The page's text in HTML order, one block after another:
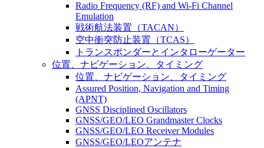
Radio Frequency (RF) and Wi-Fi Channel
Emulation
戦術航法装置（TACAN）
空中衝突防止装置（TCAS）
トランスポンダーとインタローゲーター
位置、ナビゲーション、タイミング
位置、ナビゲーション、タイミング
Assured Position, Navigation and Timing
(APNT)
GNSS Disciplined Oscillators
GNSS/GEO/LEO Grandmaster Clocks
GNSS/GEO/LEO Receiver Modules
GNSS/GEO/LEOアンテナ